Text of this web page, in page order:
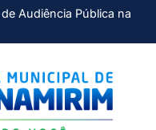
Audiência Pública na